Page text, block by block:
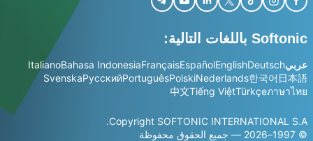
Softonic باللغات التالية:
عربيDeutsch
English
Español
Français
Bahasa Indonesia
Italiano
日本語
한국어
Nederlands
Polski
Português
Русский
Svenska
ภาษาไทย
Türkçe
Tiếng Việt
中文
Copyright SOFTONIC INTERNATIONAL S.A.
© 1997–2026 — جميع الحقوق محفوظة